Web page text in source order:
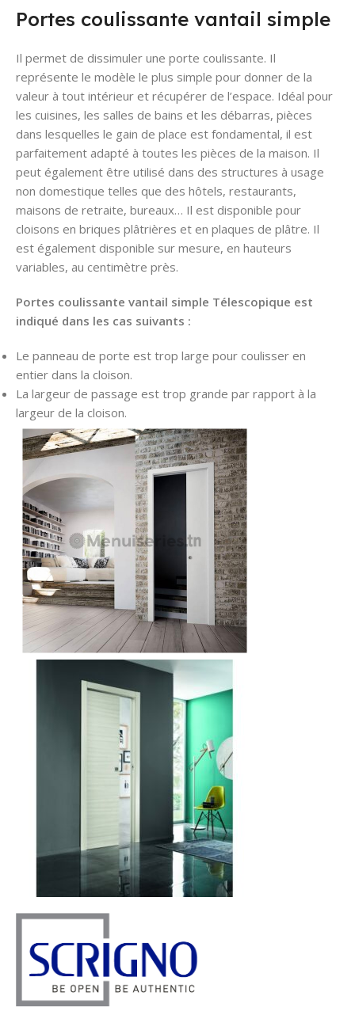
Portes coulissante vantail simple
Il permet de dissimuler une porte coulissante. Il
représente le modèle le plus simple pour donner de la
valeur à tout intérieur et récupérer de l’espace. Idéal pour
les cuisines, les salles de bains et les débarras, pièces
dans lesquelles le gain de place est fondamental, il est
parfaitement adapté à toutes les pièces de la maison. Il
peut également être utilisé dans des structures à usage
non domestique telles que des hôtels, restaurants,
maisons de retraite, bureaux… Il est disponible pour
cloisons en briques plâtrières et en plaques de plâtre. Il
est également disponible sur mesure, en hauteurs
variables, au centimètre près.
Portes coulissante vantail simple Télescopique est
indiqué dans les cas suivants :
Le panneau de porte est trop large pour coulisser en
entier dans la cloison.
La largeur de passage est trop grande par rapport à la
largeur de la cloison.